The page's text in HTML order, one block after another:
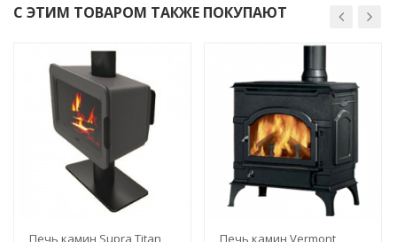
С ЭТИМ ТОВАРОМ ТАКЖЕ ПОКУПАЮТ
Печь камин Supra Titan Печь камин Vermont